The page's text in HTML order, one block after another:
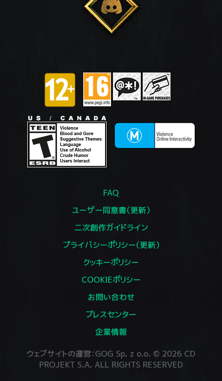
FAQ
ユーザー同意書（更新）
二次創作ガイドライン
プライバシーポリシー（更新）
クッキーポリシー
COOKIEポリシー
お問い合わせ
プレスセンター
企業情報
ウェブサイトの運営：GOG Sp. z o.o. © 2026 CD
PROJEKT S.A. ALL RIGHTS RESERVED